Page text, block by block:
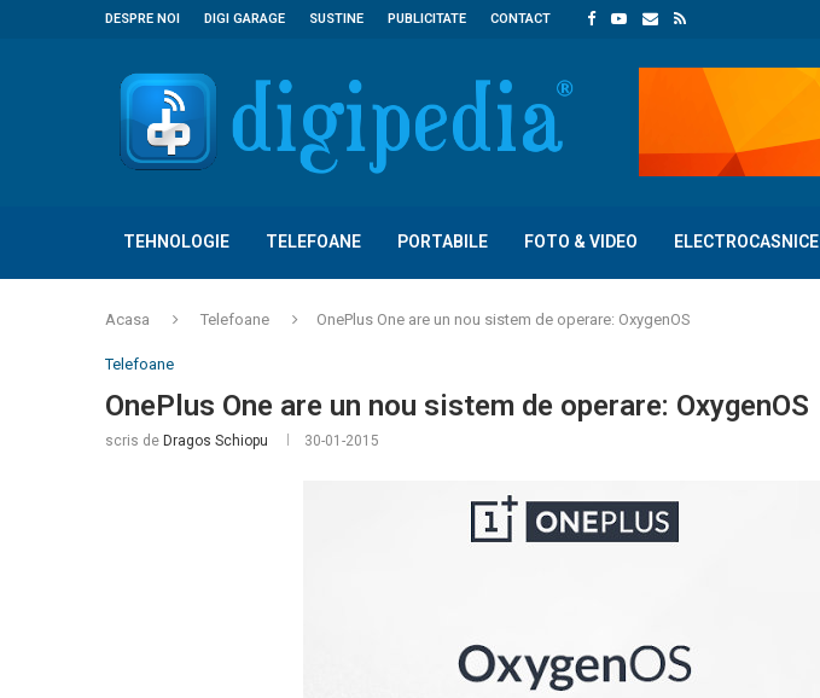
DESPRE NOI DIGI GARAGE SUSTINE PUBLICITATE CONTACT
TEHNOLOGIE TELEFOANE PORTABILE FOTO & VIDEO ELECTROCASNICE
Acasa Telefoane OnePlus One are un nou sistem de operare: OxygenOS
Telefoane
OnePlus One are un nou sistem de operare: OxygenOS
scris de Dragos Schiopu 30-01-2015